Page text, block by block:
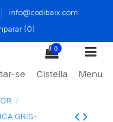
info@codibaix.com
(0)
se
0
Cistella Menu
GRIS-